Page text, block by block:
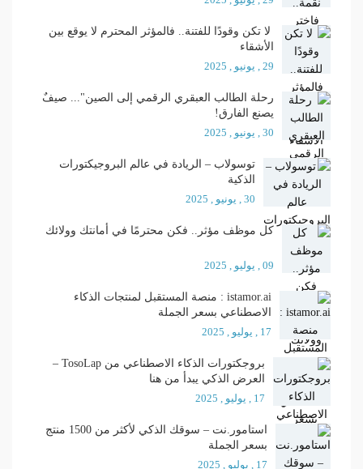
لا تكن وقودًا للفتنة.. فالمؤثر المحترم لا يوقع بين
الأشقاء
29 , يونيو , 2025
رحلة الطالب العبقري الرقمي إلى الصين"... صيفٌ
يصنع الفارق!
30 , يونيو , 2025
توسولاب – الريادة في عالم البروجيكتورات
الذكية
30 , يونيو , 2025
كل موظف مؤثر.. فكن محترمًا في أمانتك وولائك
09 , يوليو , 2025
istamor.ai : منصة المستقبل لمنتجات الذكاء
الاصطناعي بسعر الجملة
17 , يوليو , 2025
بروجكتورات الذكاء الاصطناعي من TosoLap –
العرض الذكي يبدأ من هنا
17 , يوليو , 2025
استامور.نت – سوقك الذكي لأكثر من 1500 منتج
بسعر الجملة
17 , يوليو , 2025